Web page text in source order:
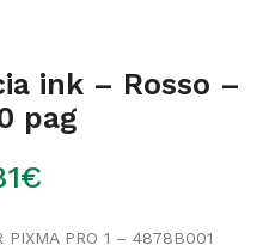
ink – Rosso –
pag
€
PRO 1 – 4878B001